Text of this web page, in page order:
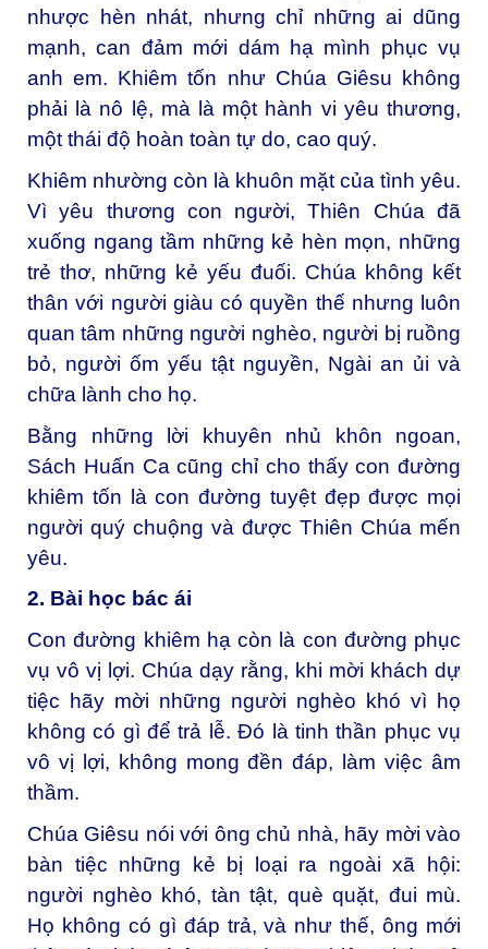
nhược hèn nhát, nhưng chỉ những ai dũng
mạnh, can đảm mới dám hạ mình phục vụ
anh em. Khiêm tốn như Chúa Giêsu không
phải là nô lệ, mà là một hành vi yêu thương,
một thái độ hoàn toàn tự do, cao quý.
Khiêm nhường còn là khuôn mặt của tình yêu.
Vì yêu thương con người, Thiên Chúa đã
xuống ngang tầm những kẻ hèn mọn, những
trẻ thơ, những kẻ yếu đuối. Chúa không kết
thân với người giàu có quyền thế nhưng luôn
quan tâm những người nghèo, người bị ruồng
bỏ, người ốm yếu tật nguyền, Ngài an ủi và
chữa lành cho họ.
Bằng những lời khuyên nhủ khôn ngoan,
Sách Huấn Ca cũng chỉ cho thấy con đường
khiêm tốn là con đường tuyệt đẹp được mọi
người quý chuộng và được Thiên Chúa mến
yêu.
2. Bài học bác ái
Con đường khiêm hạ còn là con đường phục
vụ vô vị lợi. Chúa dạy rằng, khi mời khách dự
tiệc hãy mời những người nghèo khó vì họ
không có gì để trả lễ. Đó là tinh thần phục vụ
vô vị lợi, không mong đền đáp, làm việc âm
thầm.
Chúa Giêsu nói với ông chủ nhà, hãy mời vào
bàn tiệc những kẻ bị loại ra ngoài xã hội:
người nghèo khó, tàn tật, què quặt, đui mù.
Họ không có gì đáp trả, và như thế, ông mới